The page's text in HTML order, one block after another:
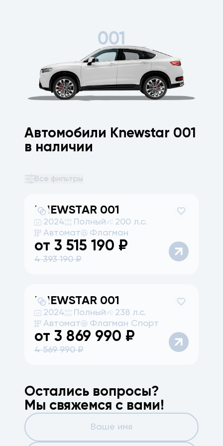
001
Автомобили Knewstar 001
в наличии
KNEWSTAR 001
2024 Полный
200 л.с.
Автомат
Флагман
от 3 515 190 ₽
4 393 190₽
KNEWSTAR 001
2024 Полный
238 л.с.
Автомат
Флагман Спорт
от 3 869 990 ₽
4 569 990₽
Все фильтры
Остались вопросы?
Мы свяжемся с вами!